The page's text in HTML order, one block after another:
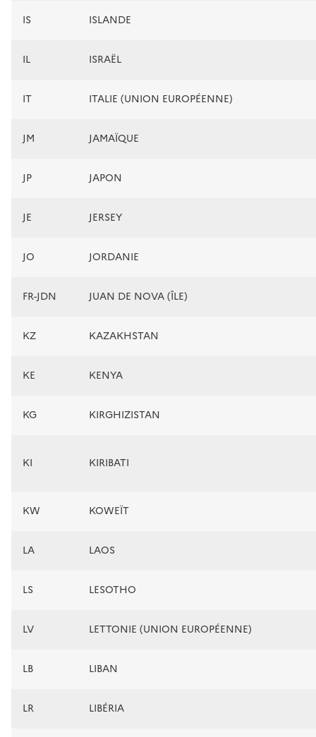
IS ISLANDE
IL ISRAËL
IT ITALIE (UNION EUROPÉENNE)
JM JAMAÏQUE
JP JAPON
JE JERSEY
JO JORDANIE
FR-JDN JUAN DE NOVA (ÎLE)
KZ KAZAKHSTAN
KE KENYA
KG KIRGHIZISTAN
KI KIRIBATI
KW KOWEÏT
LA LAOS
LS LESOTHO
LV LETTONIE (UNION EUROPÉENNE)
LB LIBAN
LR LIBÉRIA